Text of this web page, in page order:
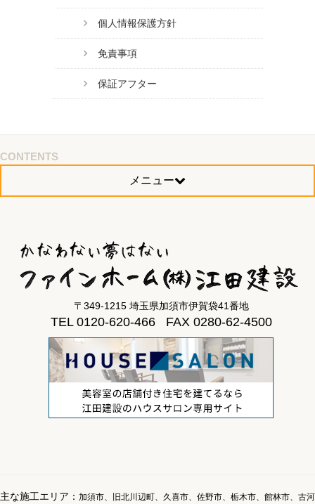
個人情報保護方針
免責事項
保証アフター
CONTENTS
メニュー
〒349-1215 埼玉県加須市伊賀袋41番地
TEL 0120-620-466 FAX 0280-62-4500
主な施工エリア： 加須市、旧北川辺町、久喜市、佐野市、栃木市、館林市、古河